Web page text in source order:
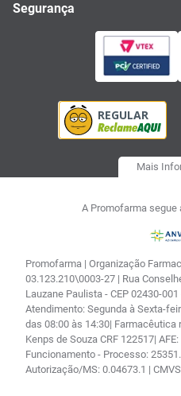
Segurança
Mais
A Promofarma
Promofarma | Organização
03.123.210\0003-27 | Rua
Lauzane Paulista - CEP 02430-
Atendimento: Segunda à Sexta-
das 08:00 às 14:30| Farmacêutica
Kenps de Souza CRF 122517|
Funcionamento - Processo:
Autorização/MS: 0.04673.1 |